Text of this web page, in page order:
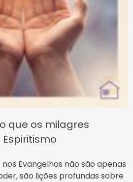
que os milagres
Evangelhos não são apenas
são lições profundas sobre